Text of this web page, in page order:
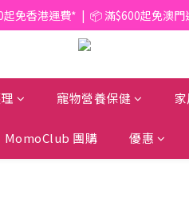
免香港運費*  |  📦 滿$600起免澳門
免香港運費*  |  📦 滿$600起免澳門
6件 即減 $6 |  任選* 24件 即減 $30 🥫
免香港運費*  |  📦 滿$600起免澳
寵物營養保健
MomoClub 團購 優惠